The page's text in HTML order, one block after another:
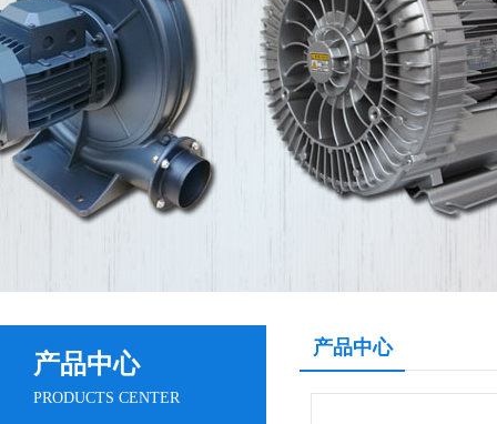
产品中心
PRODUCTS CENTER
产品中心